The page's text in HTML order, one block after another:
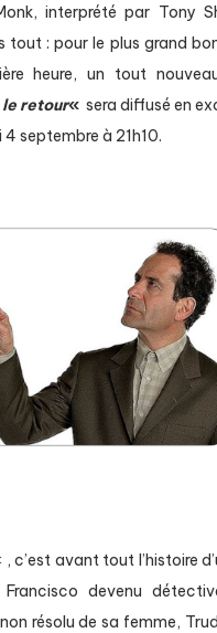
interprété par Tony
tout : pour le plus grand
heure, un tout
le retour« sera diffusé en
4 septembre à 21h10.
, c’est avant tout l’histoire
devenu
résolu de sa femme,